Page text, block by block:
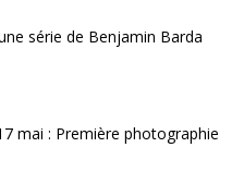
série de Benjamin Barda
mai : Première photographie